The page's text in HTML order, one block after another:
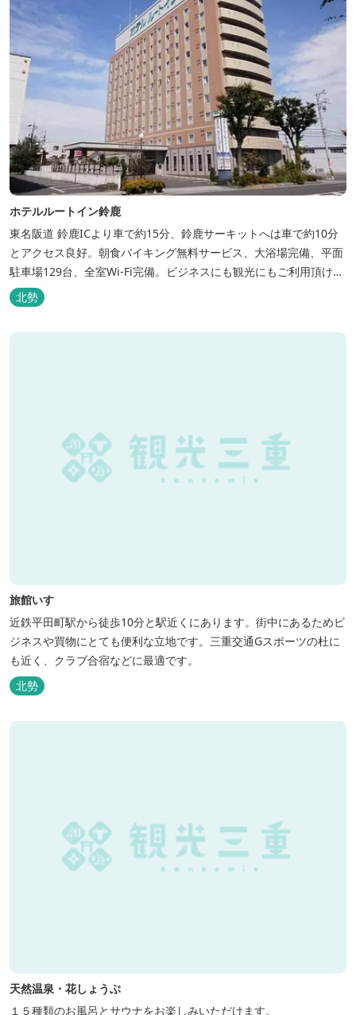
ホテルルートイン鈴鹿
東名阪道 鈴鹿ICより車で約15分、鈴鹿サーキットへは車で約10分
とアクセス良好。朝食バイキング無料サービス、大浴場完備、平面
駐車場129台、全室Wi-Fi完備。ビジネスにも観光にもご利用頂ける
快適なホテルライフをご提供します。
北勢
旅館いすゞ
近鉄平田町駅から徒歩10分と駅近くにあります。街中にあるためビ
ジネスや買物にとても便利な立地です。三重交通Gスポーツの杜に
も近く、クラブ合宿などに最適です。
北勢
天然温泉・花しょうぶ
１５種類のお風呂とサウナをお楽しみいただけます。